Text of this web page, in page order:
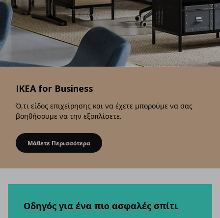
IKEA for Business
Ό,τι είδος επιχείρησης και να έχετε μπορούμε να σας
βοηθήσουμε να την εξοπλίσετε.
Μάθετε Περισσότερα
Οδηγός για ένα πιο ασφαλές σπίτι